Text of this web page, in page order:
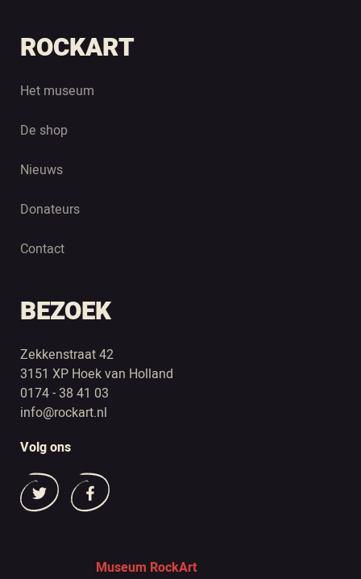
ROCKART
Het museum
De shop
Nieuws
Donateurs
Contact
BEZOEK
Zekkenstraat 42
3151 XP Hoek van Holland
0174 - 38 41 03
info@rockart.nl
Volg ons
Museum RockArt